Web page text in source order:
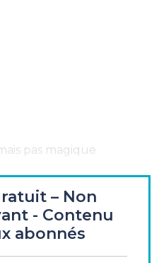
pas magique
, directrice de la
– Non
- Contenu
abonnés